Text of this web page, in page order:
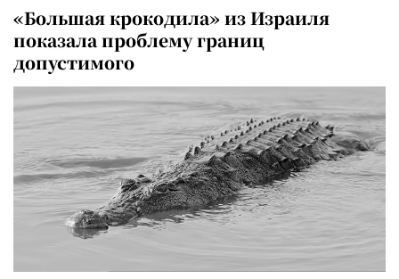
«Большая крокодила» из Израиля
показала проблему границ
допустимого